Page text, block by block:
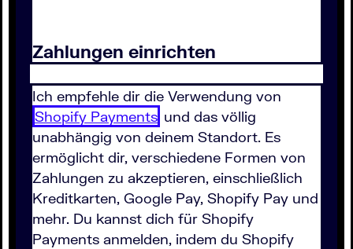
Zahlungen einrichten
Ich empfehle dir die Verwendung von
Shopify Payments und das völlig
unabhängig von deinem Standort. Es
ermöglicht dir, verschiedene Formen von
Zahlungen zu akzeptieren, einschließlich
Kreditkarten, Google Pay, Shopify Pay und
mehr. Du kannst dich für Shopify
Payments anmelden, indem du Shopify